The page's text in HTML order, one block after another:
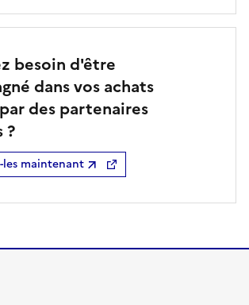
besoin d'être
dans vos achats
des partenaires
?
les maintenant